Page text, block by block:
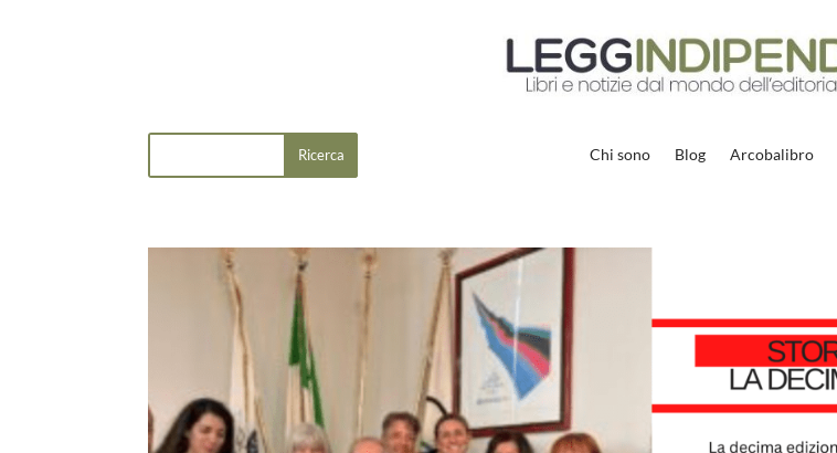
Chi sono Blog Arcobalibro